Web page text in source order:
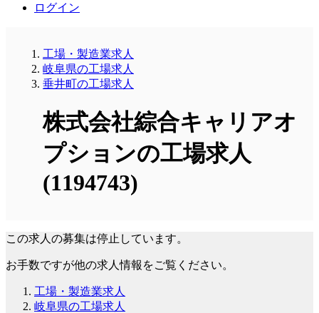
ログイン
工場・製造業求人
岐阜県の工場求人
垂井町の工場求人
株式会社綜合キャリアオ
プションの工場求人
(1194743)
この求人の募集は停止しています。
お手数ですが他の求人情報をご覧ください。
工場・製造業求人
岐阜県の工場求人